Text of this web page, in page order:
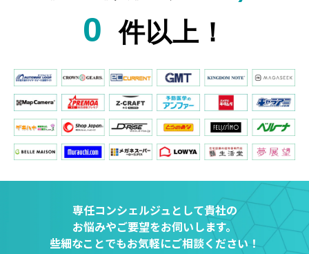
0
件以上！
専任コンシェルジュとして貴社の
お悩みやご要望をお伺いします。
些細なことでもお気軽にご相談ください！